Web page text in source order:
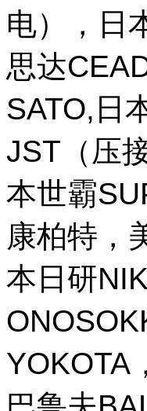
电），日
思达
SATO,日
JST（压
本世霸
康柏特，
本日研
YOKOTA